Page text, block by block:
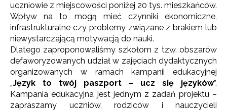
uczniowie z miejscowości poniżej 20 tys. mieszkańców.
Wpływ na to mogą mieć czynniki ekonomiczne,
infrastrukturalne czy problemy związane z brakiem lub
niewystarczającą motywacją do nauki.
Dlatego zaproponowaliśmy szkołom z tzw. obszarów
defaworyzowanych udział w zajęciach dydaktycznych
organizowanych w ramach kampanii edukacyjnej
„Język to twój paszport – ucz się języków”.
Kampania edukacyjna jest jednym z zadań projektu –
zapraszamy uczniów, rodziców i nauczycieli